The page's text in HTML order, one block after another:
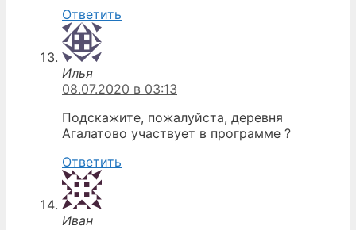
Ответить
Илья
08.07.2020 в 03:13
Подскажите, пожалуйста, деревня
Агалатово участвует в программе ?
Ответить
Иван